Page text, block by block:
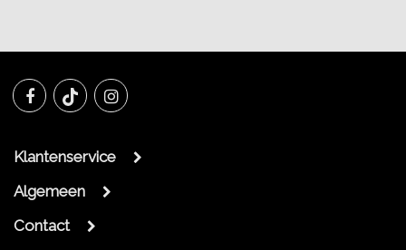
Klantenservice
Algemeen
Contact